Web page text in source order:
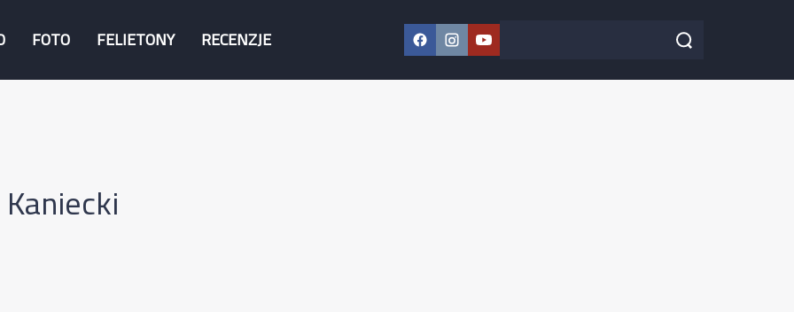
FOTO FELIETONY RECENZJE Facebook
Instagram
YouTube
Szukaj w serwisie Szukaj